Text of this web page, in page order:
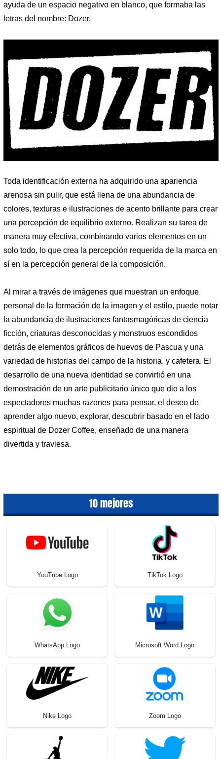
ayuda de un espacio negativo en blanco, que formaba las
letras del nombre: Dozer.
Toda identificación externa ha adquirido una apariencia
arenosa sin pulir, que está llena de una abundancia de
colores, texturas e ilustraciones de acento brillante para crear
una percepción de equilibrio externo. Realizan su tarea de
manera muy efectiva, combinando varios elementos en un
solo todo, lo que crea la percepción requerida de la marca en
sí en la percepción general de la composición.
Al mirar a través de imágenes que muestran un enfoque
personal de la formación de la imagen y el estilo, puede notar
la abundancia de ilustraciones fantasmagóricas de ciencia
ficción, criaturas desconocidas y monstruos escondidos
detrás de elementos gráficos de huevos de Pascua y una
variedad de historias del campo de la historia. y cafetera. El
desarrollo de una nueva identidad se convirtió en una
demostración de un arte publicitario único que dio a los
espectadores muchas razones para pensar, el deseo de
aprender algo nuevo, explorar, descubrir basado en el lado
espiritual de Dozer Coffee, enseñado de una manera
divertida y traviesa.
10 mejores
YouTube Logo TikTok Logo
WhatsApp Logo Microsoft Word Logo
Nike Logo Zoom Logo